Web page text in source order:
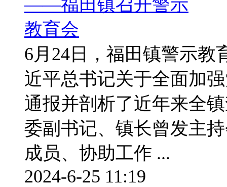
6月24日，福田镇警示教
近平总书记关于全面加
通报并剖析了近年来全
委副书记、镇长曾发主
成员、协助工作 ...
2024-6-25 11:19